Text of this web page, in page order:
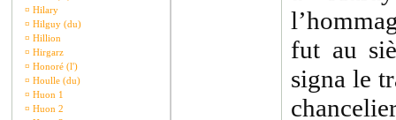
¤ Hilary
¤ Hilguy (du)
¤ Hillion
¤ Hirgarz
¤ Honoré (l')
¤ Houlle (du)
¤ Huon 1
¤ Huon 2
fut au
signa le